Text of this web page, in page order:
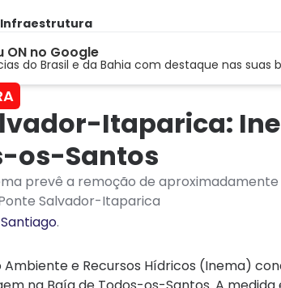
Infraestrutura
ON no Google
do Brasil e da Bahia com destaque nas suas
Itaparica:
os-Santos
prevê a remoção de
Salvador-Itaparica
.
Ambiente e Recursos Hídricos (Inema)